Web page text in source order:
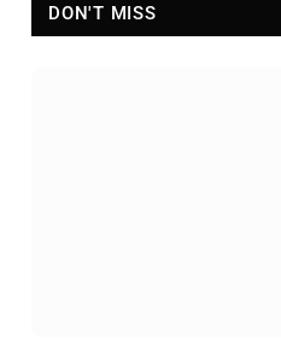
DON'T MISS